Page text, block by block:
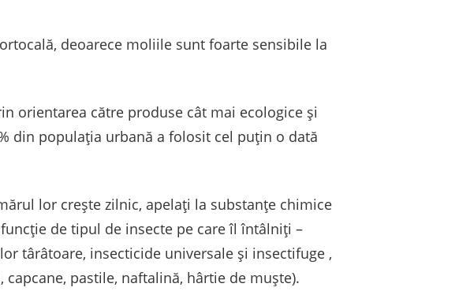
deoarece moliile sunt foarte sensibile la
orientarea către produse cât mai ecologice și
din populația urbană a folosit cel puțin o dată
lor crește zilnic, apelați la substanțe chimice
de tipul de insecte pe care îl întâlniți –
târâtoare, insecticide universale și insectifuge ,
pastile, naftalină, hârtie de muște).